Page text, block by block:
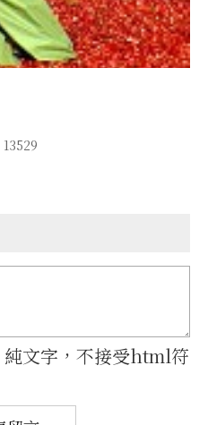
13529
文字，不接受html符